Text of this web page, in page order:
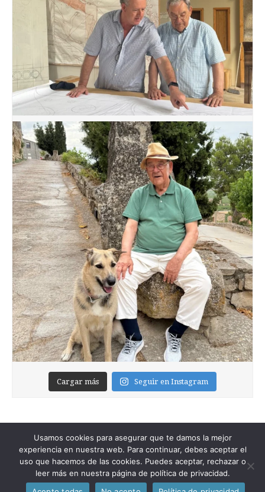
Cargar más Seguir en Instagram
Copyright © 2026 Foixblog
. All Rights Reserved.
Usamos cookies para asegurar que te damos la mejor
experiencia en nuestra web. Para continuar, debes aceptar el
uso que hacemos de las cookies. Puedes aceptar, rechazar o
leer más en nuestra página de política de privacidad.